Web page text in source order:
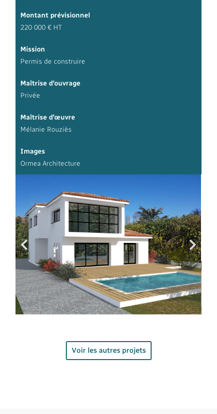
Montant prévisionnel
220 000 € HT
Mission
Permis de construire
Maîtrise d’ouvrage
Privée
Maîtrise d’œuvre
Mélanie Rouziès
Images
Ormea Architecture
Voir les autres projets